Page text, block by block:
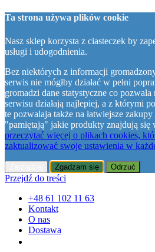
Ta strona używa plików cookie
Nasz sklep korzysta z ciasteczek by
usługi i udogodnienia.
Bez niektórych z informacji
serwis nie mógłby działać w pełni
gromadzi dane statystyczne co
serwisu działają najlepiej, a z którymi
te pozwalaja także na łatwiejsze
"pamiętają" jakie produkty znajdują
przeczytać więcej o plikach cookies,
zaktualizować swoje ustawienia w
Zgadzam się Odrzuć
Przejdź do treści
+48 61 102 11 63
Kontakt
O nas
Dostawa